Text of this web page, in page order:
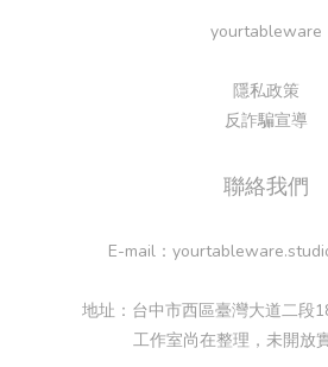
yourtableware
隱私政策
反詐騙宣導
聯絡我們
E-mail：
地址：台中市西區臺灣大道二段
工作室尚在整理，未開放